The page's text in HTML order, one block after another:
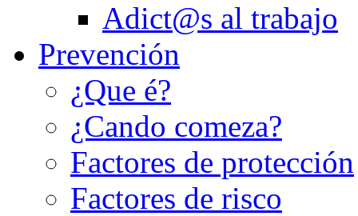
Adict@s al trabajo
Prevención
¿Que é?
¿Cando comeza?
Factores de protección
Factores de risco